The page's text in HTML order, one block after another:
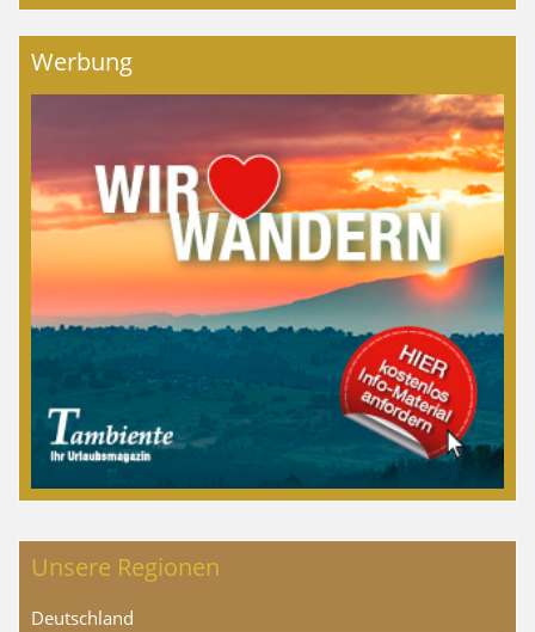
Werbung
Unsere Regionen
Deutschland